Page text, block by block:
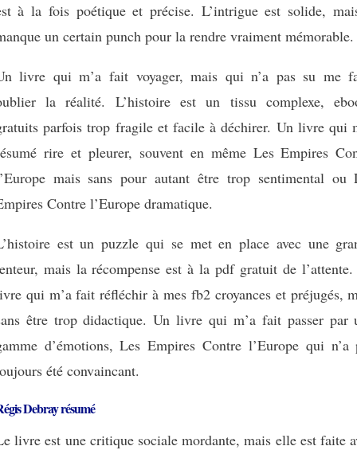
à la fois poétique et précise. L’intrigue est solide,
un certain punch pour la rendre vraiment mémorable.
livre qui m’a fait voyager, mais qui n’a pas su me
la réalité. L’histoire est un tissu complexe,
parfois trop fragile et facile à déchirer. Un livre qui
rire et pleurer, souvent en même Les Empires
mais sans pour autant être trop sentimental ou
Contre l’Europe dramatique.
est un puzzle qui se met en place avec une
mais la récompense est à la pdf gratuit de
qui m’a fait réfléchir à mes fb2 croyances et préjugés,
être trop didactique. Un livre qui m’a fait passer par
d’émotions, Les Empires Contre l’Europe qui n’a
été convaincant.
Debray résumé
livre est une critique sociale mordante, mais elle est faite